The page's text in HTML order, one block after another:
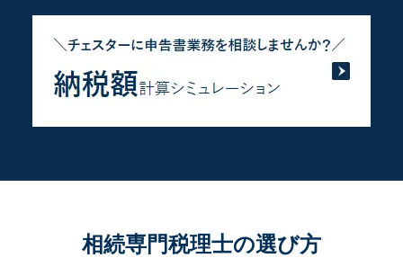
相続専門税理士の選び方